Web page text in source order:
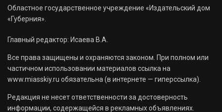
Областное государственное учреждение «Издательский дом
«Губерния».
Главный редактор: Исаева В.А.
Все права защищены и охраняются законом. При полном или
частичном использовании материалов ссылка на
www.miasskiy.ru обязательна (в интернете — гиперссылка).
Редакция не несет ответственности за достоверность
информации, содержащейся в рекламных объявлениях.